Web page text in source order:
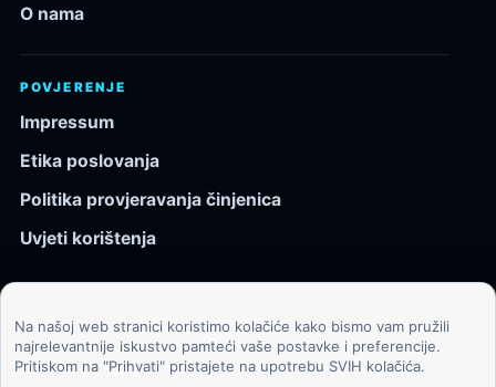
O nama
POVJERENJE
Impressum
Etika poslovanja
Politika provjeravanja činjenica
Uvjeti korištenja
© 2026 Kozmos.hr. Sva prava pridržana.
Svemir, znanost, tehnologija i velike ideje za znatiželjne
Na našoj web stranici koristimo kolačiće kako bismo vam pružili
najrelevantnije iskustvo pamteći vaše postavke i preferencije.
Pritiskom na "Prihvati" pristajete na upotrebu SVIH kolačića.